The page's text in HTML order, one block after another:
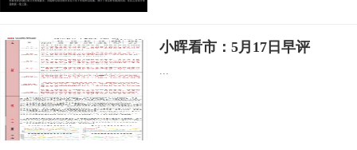
小晖看市：5月17日早评
...